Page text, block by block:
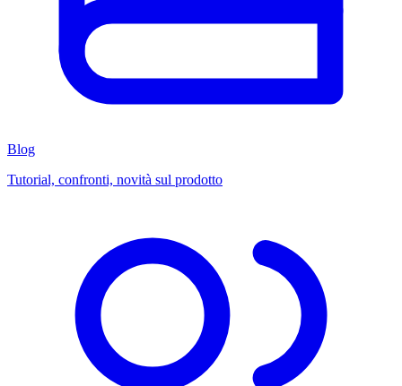
Blog
Tutorial, confronti, novità sul prodotto